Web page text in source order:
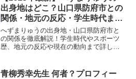
デュースした想い」などを解説します。
出身地はどこ？山口県防府市との
関係・地元の反応・学生時代まで
徹底解説！
へずまりゅうの出身地・山口県防府市と
の関係を徹底解説！学生時代やスポーツ
歴、地元の反応や現在の動向まで詳しく
青柳秀幸先生 何者？プロフィー